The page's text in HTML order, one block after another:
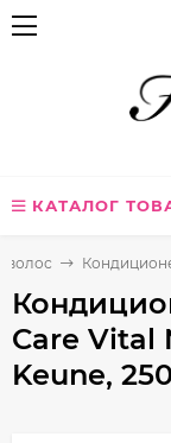
КАТАЛОГ
волос
Care Vital
Keune,